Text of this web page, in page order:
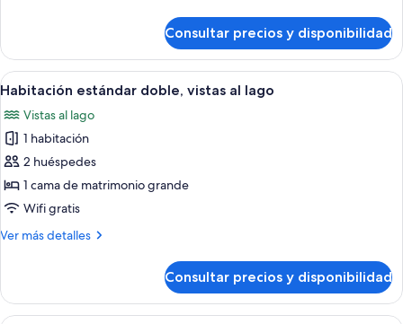
doble
superior
Consultar precios y disponibilidad
Abrir
todas
las
fotos
de
Habitación
estándar
vistas
Una habitación de hotel con una
5
Habitación estándar doble, vistas al lago
Vistas al lago
1 habitación
2 huéspedes
1 cama de matrimonio grande
Wifi gratis
Ver más detalles
Más
estándar
doble,
Consultar precios y disponibilidad